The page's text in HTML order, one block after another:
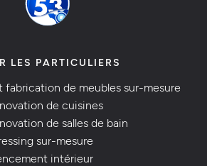
LES PARTICULIERS
de meubles sur-mesure
de cuisines
de salles de bain
sur-mesure
intérieur